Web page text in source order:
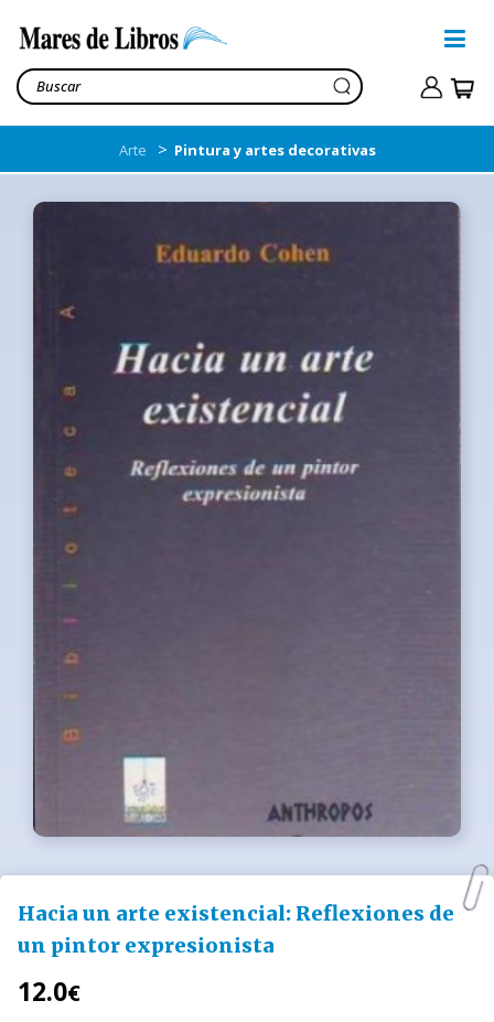
Arte > Pintura y artes decorativas
Hacia un arte existencial: Reflexiones de
un pintor expresionista
12.0€